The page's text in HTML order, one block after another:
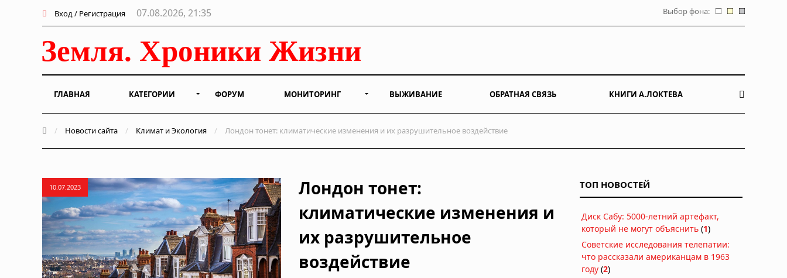
Вход / Регистрация 07.08.2026, 21:35 Выбор фона:
ГЛАВНАЯ КАТЕГОРИИ ФОРУМ МОНИТОРИНГ ВЫЖИВАНИЕ ОБРАТНАЯ СВЯЗЬ КНИГИ А.ЛОКТЕВА
/ Новости сайта / Климат и Экология / Лондон тонет: климатические изменения и их разрушительное воздействие
10.07.2023
Лондон тонет:
климатические изменения и
их разрушительное
воздействие
ТОП НОВОСТЕЙ
Диск Сабу: 5000-летний артефакт,
который не могут объяснить (1)
Советские исследования телепатии:
что рассказали американцам в 1963
году (2)